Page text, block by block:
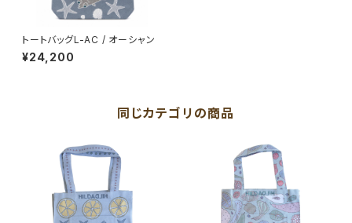
トートバッグL-AC / オーシャン
¥24,200
同じカテゴリの商品